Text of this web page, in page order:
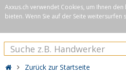
Axxus.ch verwendet Cookies, um Ihnen
bieten. Wenn Sie auf der Seite weitersurfen
Zurück zur Startseite